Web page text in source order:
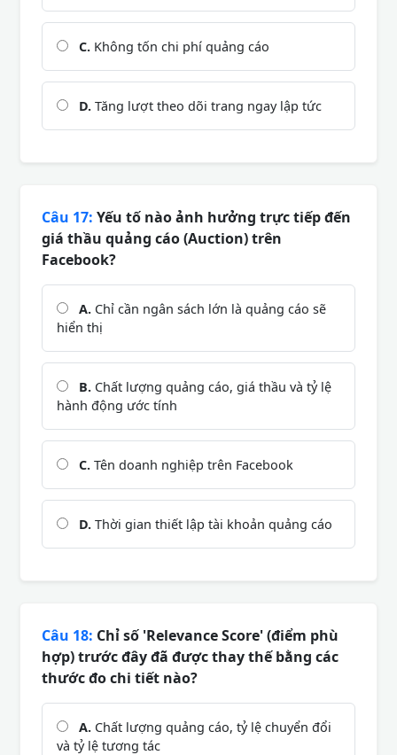
C. Không tốn chi phí quảng cáo
D. Tăng lượt theo dõi trang ngay lập tức
Câu 17: Yếu tố nào ảnh hưởng trực tiếp đến
giá thầu quảng cáo (Auction) trên
Facebook?
A. Chỉ cần ngân sách lớn là quảng cáo sẽ
hiển thị
B. Chất lượng quảng cáo, giá thầu và tỷ lệ
hành động ước tính
C. Tên doanh nghiệp trên Facebook
D. Thời gian thiết lập tài khoản quảng cáo
Câu 18: Chỉ số 'Relevance Score' (điểm phù
hợp) trước đây đã được thay thế bằng các
thước đo chi tiết nào?
A. Chất lượng quảng cáo, tỷ lệ chuyển đổi
và tỷ lệ tương tác